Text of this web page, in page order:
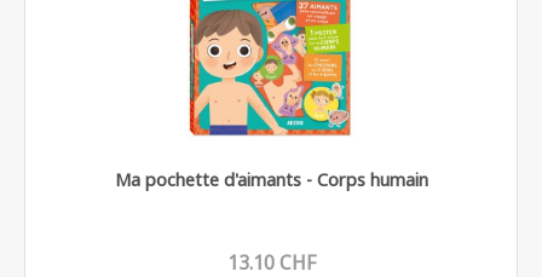
Ma pochette d'aimants - Corps humain
13.10 CHF